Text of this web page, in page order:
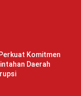
Komitmen
Daerah